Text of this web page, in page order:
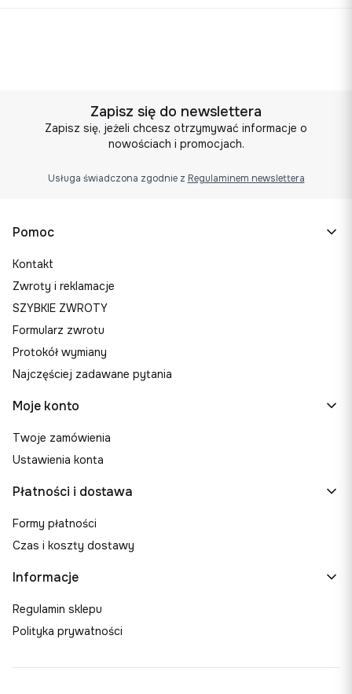
Zapisz się do newslettera
Zapisz się, jeżeli chcesz otrzymywać informacje o
nowościach i promocjach.
Usługa świadczona zgodnie z Regulaminem newslettera
Linki w stopce
Pomoc
Kontakt
Zwroty i reklamacje
SZYBKIE ZWROTY
Formularz zwrotu
Protokół wymiany
Najczęściej zadawane pytania
Moje konto
Twoje zamówienia
Ustawienia konta
Płatności i dostawa
Formy płatności
Czas i koszty dostawy
Informacje
Regulamin sklepu
Polityka prywatności